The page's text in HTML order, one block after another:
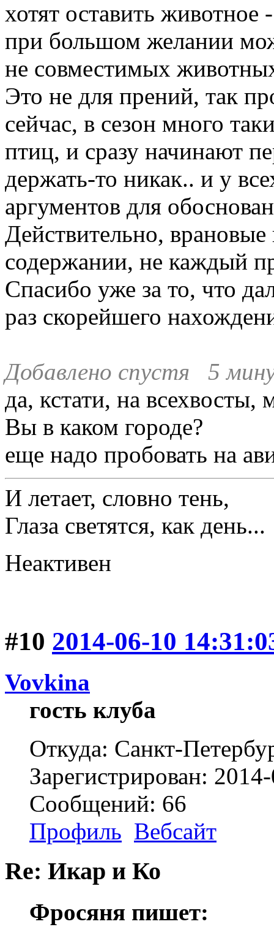
хотят оставить животное
при большом желании
не совместимых
Это не для прений, так
сейчас, в сезон много
птиц, и сразу начинают
держать-то никак.. и у
аргументов для
Действительно,
содержании, не каждый
Спасибо уже за то, что
раз скорейшего
Добавлено спустя 5
да, кстати, на всехвосты,
Вы в каком городе?
еще надо пробовать на
И летает, словно тень,
Глаза светятся, как день...
Неактивен
#10 2014-06-10
Vovkina
гость клуба
Откуда: Санкт-
Зарегистрирован:
Сообщений: 66
Профиль Вебсайт
Re: Икар и Ко
Фросяня пишет: